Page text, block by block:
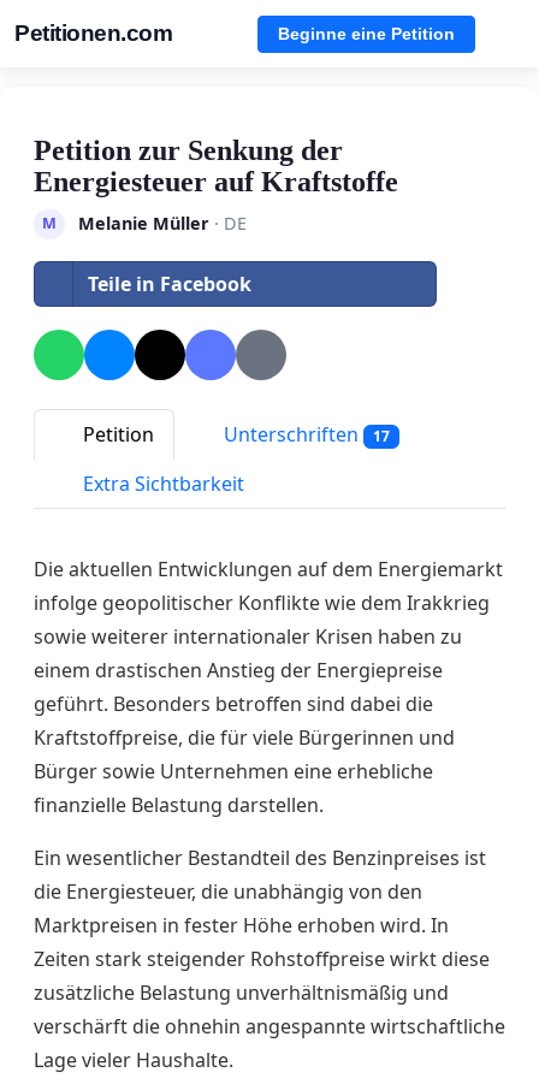
Petitionen.com Beginne eine Petition
Petition zur Senkung der
Energiesteuer auf Kraftstoffe
M Melanie Müller· DE
Teile in Facebook
Petition Unterschriften 17
Extra Sichtbarkeit
Die aktuellen Entwicklungen auf dem Energiemarkt
infolge geopolitischer Konflikte wie dem Irakkrieg
sowie weiterer internationaler Krisen haben zu
einem drastischen Anstieg der Energiepreise
geführt. Besonders betroffen sind dabei die
Kraftstoffpreise, die für viele Bürgerinnen und
Bürger sowie Unternehmen eine erhebliche
finanzielle Belastung darstellen.
Ein wesentlicher Bestandteil des Benzinpreises ist
die Energiesteuer, die unabhängig von den
Marktpreisen in fester Höhe erhoben wird. In
Zeiten stark steigender Rohstoffpreise wirkt diese
zusätzliche Belastung unverhältnismäßig und
verschärft die ohnehin angespannte wirtschaftliche
Lage vieler Haushalte.